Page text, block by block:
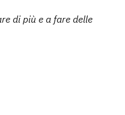
di più e a fare delle